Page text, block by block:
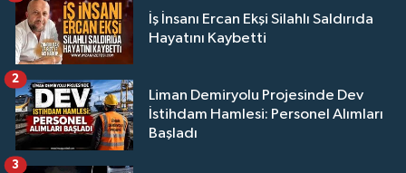
İş İnsanı Ercan Ekşi Silahlı Saldırıda
Hayatını Kaybetti
Liman Demiryolu Projesinde Dev
İstihdam Hamlesi: Personel Alımları
Başladı
2
3